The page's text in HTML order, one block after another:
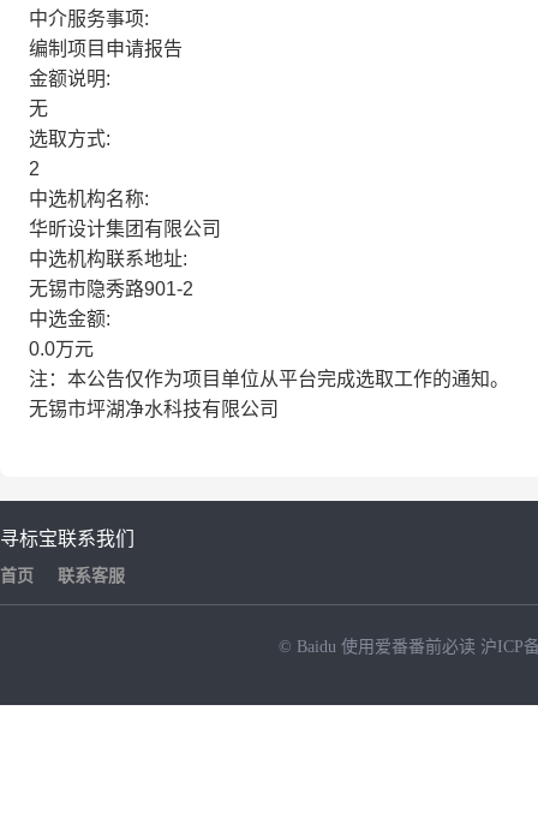
中介服务事项:
编制项目申请报告
金额说明:
无
选取方式:
2
中选机构名称:
华昕设计集团有限公司
中选机构联系地址:
无锡市隐秀路901-2
中选金额:
0.0万元
注：本公告仅作为项目单位从平台完成选取工作的通知。
无锡市坪湖净水科技有限公司
寻标宝
首页
联系我们
联系客服
© Baidu 使用爱番番前必读 沪ICP